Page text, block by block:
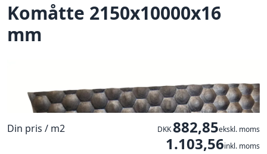
Komåtte 2150x10000x16
mm
Din pris / m2 DKK882,85ekskl. moms
1.103,56inkl. moms